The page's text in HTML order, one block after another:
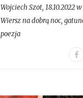
Wojciech Szot, 18.10.2022
Wiersz na dobrą noc,
poezja